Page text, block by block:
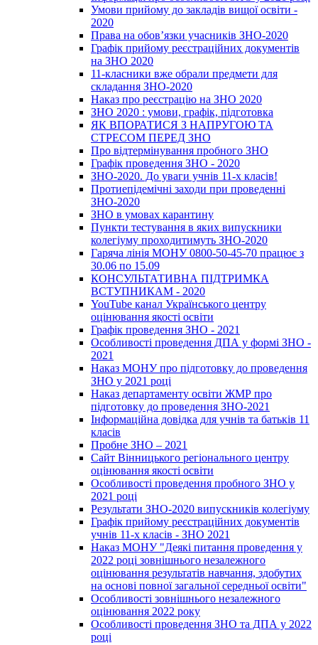
Умови прийому до закладів вищої освіти -
2020
Права на обов’язки учасників ЗНО-2020
Графік прийому реєстраційних документів
на ЗНО 2020
11-класники вже обрали предмети для
складання ЗНО-2020
Наказ про реєстрацію на ЗНО 2020
ЗНО 2020 : умови, графік, підготовка
ЯК ВПОРАТИСЯ З НАПРУГОЮ ТА
СТРЕСОМ ПЕРЕД ЗНО
Про відтермінування пробного ЗНО
Графік проведення ЗНО - 2020
ЗНО-2020. До уваги учнів 11-х класів!
Протиепідемічні заходи при проведенні
ЗНО-2020
ЗНО в умовах карантину
Пункти тестування в яких випускники
колегіуму проходитимуть ЗНО-2020
Гаряча лінія МОНУ 0800-50-45-70 працює з
30.06 по 15.09
КОНСУЛЬТАТИВНА ПІДТРИМКА
ВСТУПНИКАМ - 2020
YouTube канал Українського центру
оцінювання якості освіти
Графік проведення ЗНО - 2021
Особливості проведення ДПА у формі ЗНО -
2021
Наказ МОНУ про підготовку до проведення
ЗНО у 2021 році
Наказ департаменту освіти ЖМР про
підготовку до проведення ЗНО-2021
Інформаційна довідка для учнів та батьків 11
класів
Пробне ЗНО – 2021
Сайт Вінницького регіонального центру
оцінювання якості освіти
Особливості проведення пробного ЗНО у
2021 році
Результати ЗНО-2020 випускників колегіуму
Графік прийому реєстраційних документів
учнів 11-х класів - ЗНО 2021
Наказ МОНУ "Деякі питання проведення у
2022 році зовнішнього незалежного
оцінювання результатів навчання, здобутих
на основі повної загальної середньої освіти"
Особливості зовнішнього незалежного
оцінювання 2022 року
Особливості проведення ЗНО та ДПА у 2022
році